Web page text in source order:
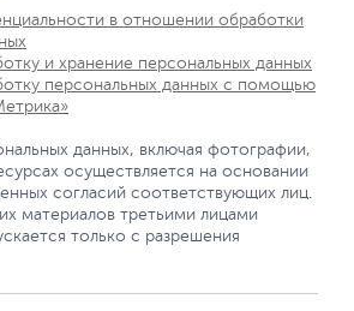
в отношении обработки
и хранение персональных данных
персональных данных с помощью
данных, включая фотографии,
осуществляется на основании
согласий соответствующих лиц.
материалов третьими лицами
только с разрешения